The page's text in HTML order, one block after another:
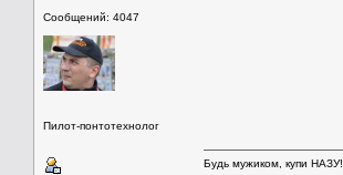
Сообщений: 4047
Пилот-понтотехнолог
Будь мужиком, купи НАЗУ!